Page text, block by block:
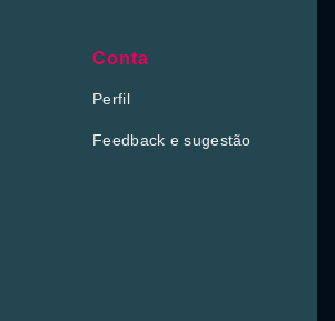
Conta
Perfil
Feedback e sugestão